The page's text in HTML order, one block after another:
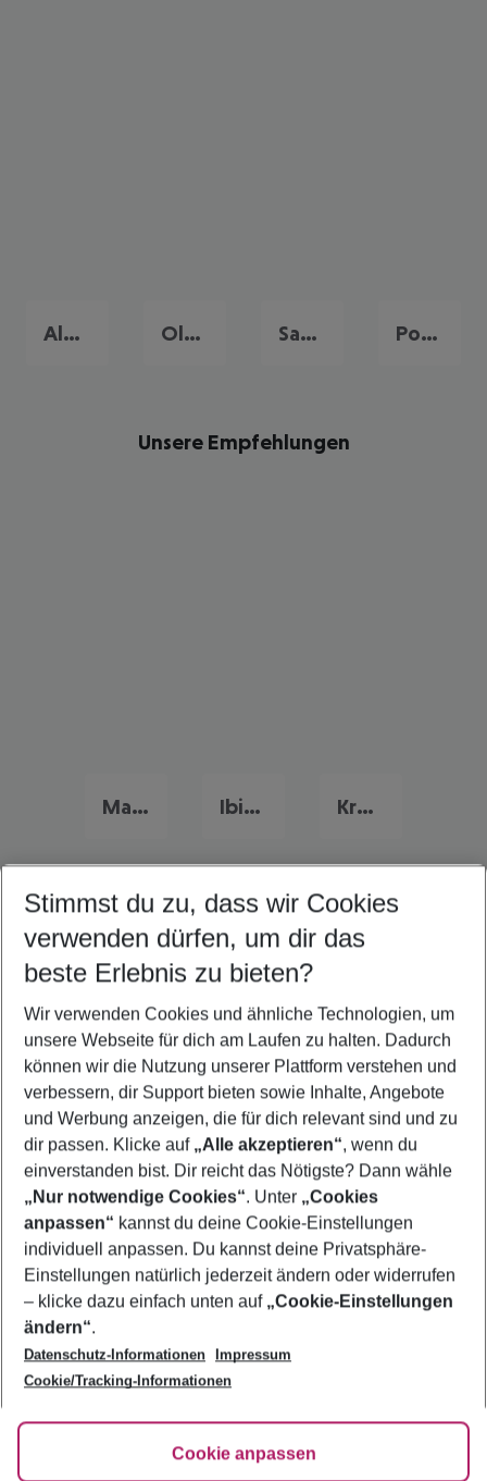
Alghero Olbia Santa Margherita di Pula Porto Cervo
Unsere Empfehlungen
Mallorca Urlaub Ibiza Urlaub Kroatien Urlaub
Quicklinks
Familienurlaub Cagliari
Frübucher Angebote Cagliari für 2026
Flug & Hotel Cagliari
Last Minute Cagliari
Urlaub Cagliari
Footer
Footer navigation
Über uns
AGB
Bestpreisgarantie
Cookie-Einstellungen ändern
Cookie-Richtlinie
Agenturbetreuung
Barrierefreies Reisen
HanseMerkur Reiseversicherung
Folge uns
Stimmst du zu, dass wir Cookies
verwenden dürfen, um dir das
beste Erlebnis zu bieten?
Wir verwenden Cookies und ähnliche Technologien, um
unsere Webseite für dich am Laufen zu halten. Dadurch
können wir die Nutzung unserer Plattform verstehen und
verbessern, dir Support bieten sowie Inhalte, Angebote
und Werbung anzeigen, die für dich relevant sind und zu
dir passen. Klicke auf „Alle akzeptieren“, wenn du
einverstanden bist. Dir reicht das Nötigste? Dann wähle
„Nur notwendige Cookies“. Unter „Cookies
anpassen“ kannst du deine Cookie-Einstellungen
individuell anpassen. Du kannst deine Privatsphäre-
Einstellungen natürlich jederzeit ändern oder widerrufen
– klicke dazu einfach unten auf „Cookie-Einstellungen
ändern“.
Datenschutz-Informationen
Impressum
Cookie/Tracking-Informationen
Cookie anpassen